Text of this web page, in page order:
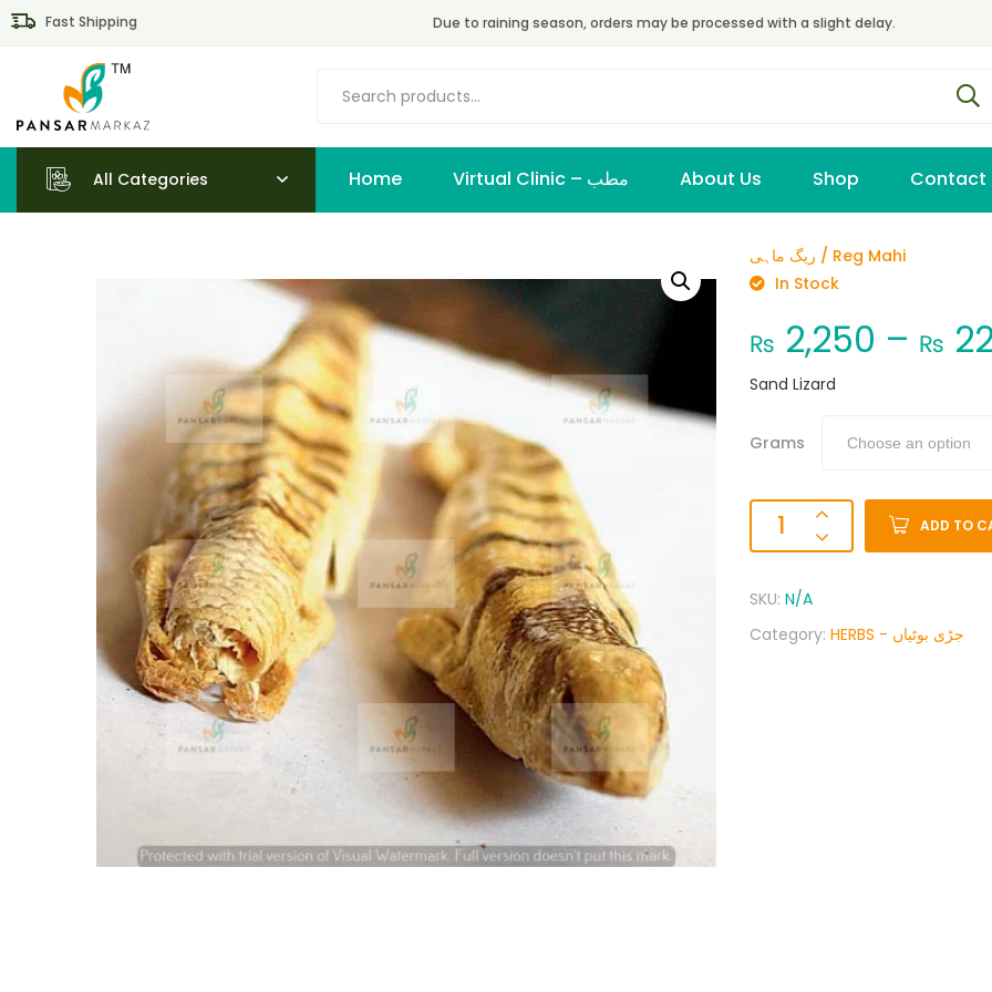
Fast Shipping Due to raining season, orders may be processed with a slight delay.
All Categories Home Virtual Clinic – مطب About Us Shop Contact
ریگ ماہی / Reg Mahi
In Stock
₨ 2,250 – ₨
Sand Lizard
Grams
ADD TO
SKU: N/A
Category:
HERBS - جڑی بوٹیاں